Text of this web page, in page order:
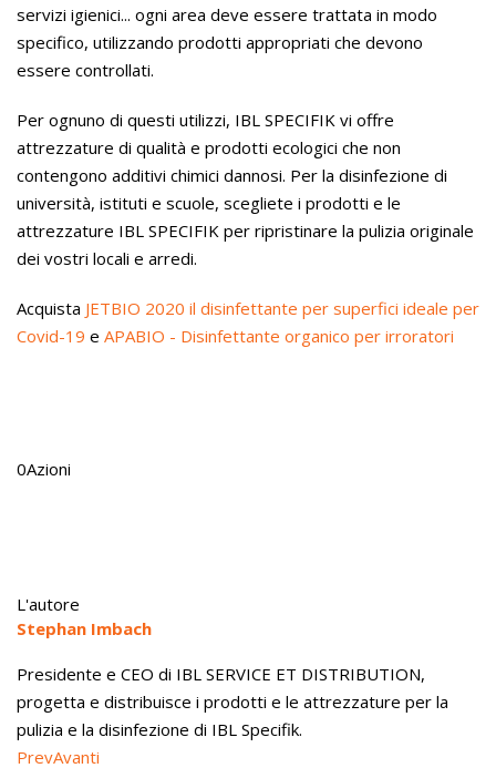
servizi igienici... ogni area deve essere trattata in modo
specifico, utilizzando prodotti appropriati che devono
essere controllati.
Per ognuno di questi utilizzi, IBL SPECIFIK vi offre
attrezzature di qualità e prodotti ecologici che non
contengono additivi chimici dannosi. Per la disinfezione di
università, istituti e scuole, scegliete i prodotti e le
attrezzature IBL SPECIFIK per ripristinare la pulizia originale
dei vostri locali e arredi.
Acquista JETBIO 2020 il disinfettante per superfici ideale per
Covid-19 e APABIO - Disinfettante organico per irroratori
0Azioni
L'autore
Stephan Imbach
Presidente e CEO di IBL SERVICE ET DISTRIBUTION,
progetta e distribuisce i prodotti e le attrezzature per la
pulizia e la disinfezione di IBL Specifik.
PrevAvanti